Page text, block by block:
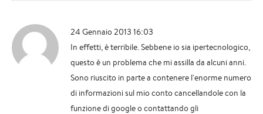
24 Gennaio 2013 16:03
In effetti, è terribile. Sebbene io sia ipertecnologico,
questo è un problema che mi assilla da alcuni anni.
Sono riuscito in parte a contenere l'enorme numero
di informazioni sul mio conto cancellandole con la
funzione di google o contattando gli